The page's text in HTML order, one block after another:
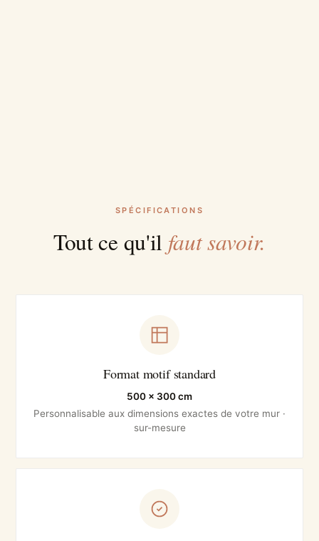
SPÉCIFICATIONS
Tout ce qu'il faut savoir.
Format motif standard
500 × 300 cm
Personnalisable aux dimensions exactes de votre mur ·
sur-mesure